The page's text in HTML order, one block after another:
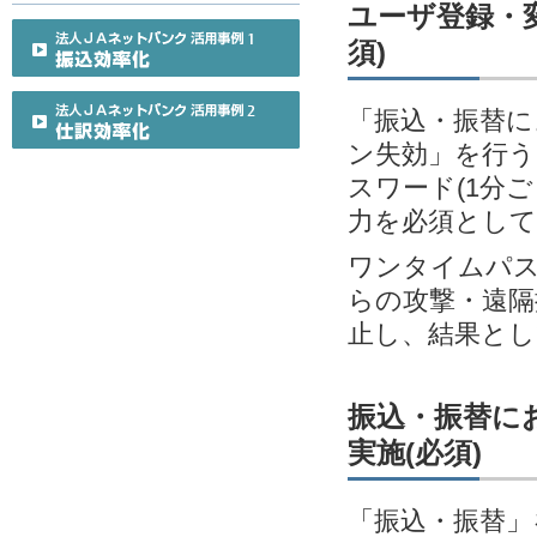
ユーザ登録・
須)
「振込・振替
ン失効」を行
スワード(1分
力を必須とし
ワンタイムパ
らの攻撃・遠
止し、結果と
振込・振替に
実施(必須)
「振込・振替